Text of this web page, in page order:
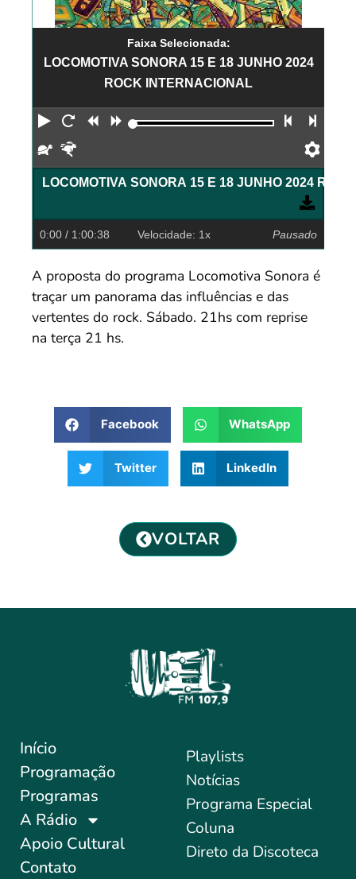
Faixa Selecionada:
LOCOMOTIVA SONORA 15 E 18 JUNHO 2024
ROCK INTERNACIONAL
Reproduzir
Reiniciar
Retroceder
Avançar Faixa
Devagar
0:00 / 1:00:38 Velocidade: 1x Pausado
A proposta do programa Locomotiva Sonora é
traçar um panorama das influências e das
vertentes do rock. Sábado. 21hs com reprise
na terça 21 hs.
Facebook WhatsApp
Twitter LinkedIn
VOLTAR
Início
Programação
Programas
A Rádio
Apoio Cultural
Contato
Playlists
Notícias
Programa Especial
Coluna
Direto da Discoteca